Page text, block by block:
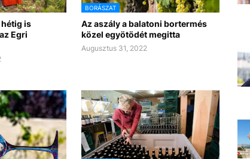
is
Egri
BORÁSZAT
Az aszály a balatoni bortermés
közel egyötödét megitta
Augusztus 31, 2022